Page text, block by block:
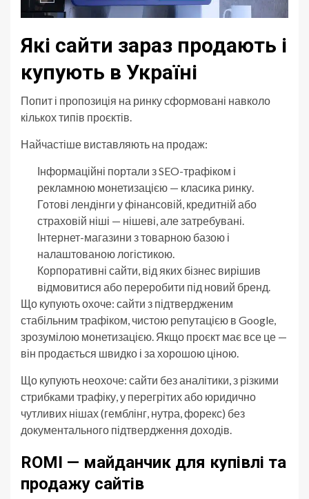
Які сайти зараз продають і
купують в Україні
Попит і пропозиція на ринку сформовані навколо
кількох типів проєктів.
Найчастіше виставляють на продаж:
Інформаційні портали з SEO-трафіком і
рекламною монетизацією — класика ринку.
Готові лендінги у фінансовій, кредитній або
страховій ніші — нішеві, але затребувані.
Інтернет-магазини з товарною базою і
налаштованою логістикою.
Корпоративні сайти, від яких бізнес вирішив
відмовитися або переробити під новий бренд.
Що купують охоче: сайти з підтвердженим
стабільним трафіком, чистою репутацією в Google,
зрозумілою монетизацією. Якщо проєкт має все це —
він продається швидко і за хорошою ціною.
Що купують неохоче: сайти без аналітики, з різкими
стрибками трафіку, у перегрітих або юридично
чутливих нішах (гемблінг, нутра, форекс) без
документального підтвердження доходів.
ROMI — майданчик для купівлі та
продажу сайтів